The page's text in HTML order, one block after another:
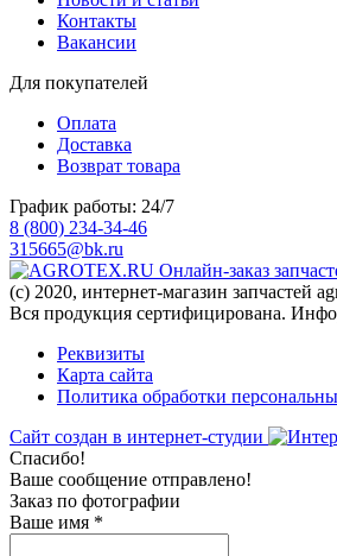
Контакты
Вакансии
Для покупателей
Оплата
Доставка
Возврат товара
График работы: 24/7
8 (800) 234-34-46
315665@bk.ru
Онлайн-заказ
(c) 2020, интернет-магазин запчастей
Вся продукция сертифицирована.
Реквизиты
Карта сайта
Политика обработки
Сайт создан в интернет-студии
Спасибо!
Ваше сообщение отправлено!
Заказ по фотографии
Ваше имя *